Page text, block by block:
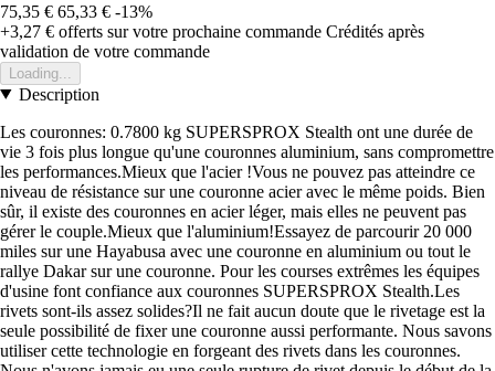
75,35 € 65,33 € -13%
+3,27 € offerts sur votre prochaine commande Crédités après
validation de votre commande
Loading...
Description
Les couronnes: 0.7800 kg SUPERSPROX Stealth ont une durée de
vie 3 fois plus longue qu'une couronnes aluminium, sans compromettre
les performances.Mieux que l'acier !Vous ne pouvez pas atteindre ce
niveau de résistance sur une couronne acier avec le même poids. Bien
sûr, il existe des couronnes en acier léger, mais elles ne peuvent pas
gérer le couple.Mieux que l'aluminium!Essayez de parcourir 20 000
miles sur une Hayabusa avec une couronne en aluminium ou tout le
rallye Dakar sur une couronne. Pour les courses extrêmes les équipes
d'usine font confiance aux couronnes SUPERSPROX Stealth.Les
rivets sont-ils assez solides?Il ne fait aucun doute que le rivetage est la
seule possibilité de fixer une couronne aussi performante. Nous savons
utiliser cette technologie en forgeant des rivets dans les couronnes.